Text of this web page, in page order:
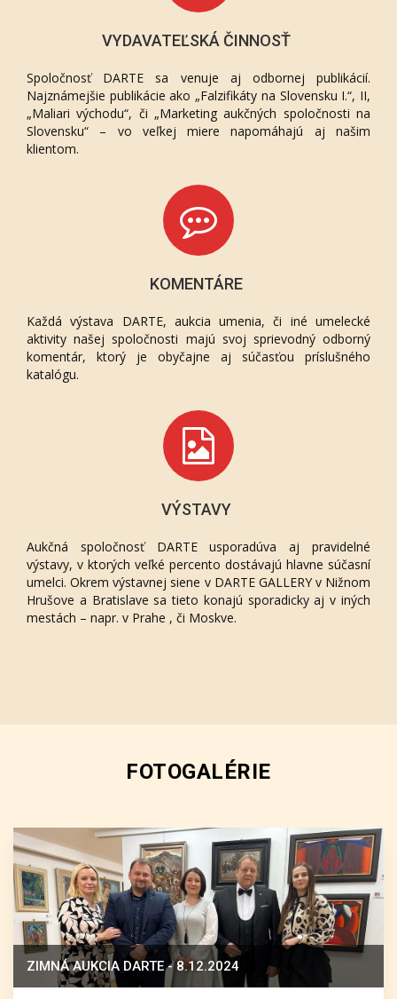
VYDAVATEĽSKÁ ČINNOSŤ
Spoločnosť DARTE sa venuje aj odbornej publikácií.
Najznámejšie publikácie ako „Falzifikáty na Slovensku I.“, II,
„Maliari východu“, či „Marketing aukčných spoločnosti na
Slovensku“ – vo veľkej miere napomáhajú aj našim
klientom.
KOMENTÁRE
Každá výstava DARTE, aukcia umenia, či iné umelecké
aktivity našej spoločnosti majú svoj sprievodný odborný
komentár, ktorý je obyčajne aj súčasťou príslušného
katalógu.
VÝSTAVY
Aukčná spoločnosť DARTE usporadúva aj pravidelné
výstavy, v ktorých veľké percento dostávajú hlavne súčasní
umelci. Okrem výstavnej siene v DARTE GALLERY v Nižnom
Hrušove a Bratislave sa tieto konajú sporadicky aj v iných
mestách – napr. v Prahe , či Moskve.
FOTOGALÉRIE
ZIMNÁ AUKCIA DARTE - 8.12.2024